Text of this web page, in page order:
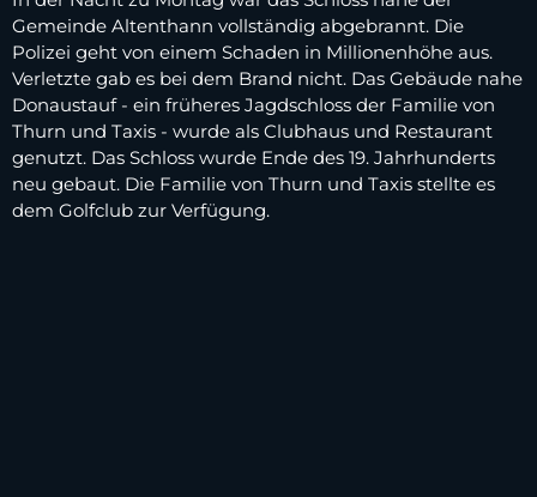
Gemeinde Altenthann vollständig abgebrannt. Die
Polizei geht von einem Schaden in Millionenhöhe aus.
Verletzte gab es bei dem Brand nicht. Das Gebäude nahe
Donaustauf - ein früheres Jagdschloss der Familie von
Thurn und Taxis - wurde als Clubhaus und Restaurant
genutzt. Das Schloss wurde Ende des 19. Jahrhunderts
neu gebaut. Die Familie von Thurn und Taxis stellte es
dem Golfclub zur Verfügung.